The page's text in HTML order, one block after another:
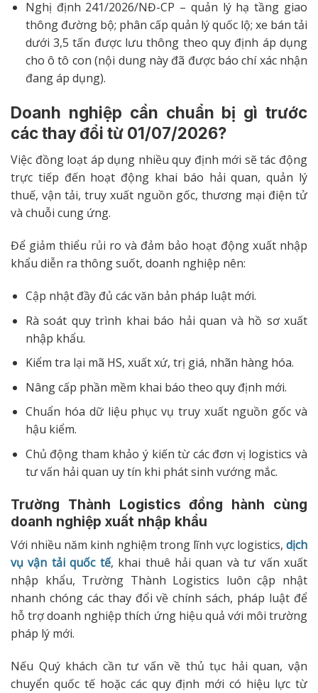
Nghị định 241/2026/NĐ-CP – quản lý hạ tầng giao
thông đường bộ; phân cấp quản lý quốc lộ; xe bán tải
dưới 3,5 tấn được lưu thông theo quy định áp dụng
cho ô tô con (nội dung này đã được báo chí xác nhận
đang áp dụng).
Doanh nghiệp cần chuẩn bị gì trước
các thay đổi từ 01/07/2026?
Việc đồng loạt áp dụng nhiều quy định mới sẽ tác động
trực tiếp đến hoạt động khai báo hải quan, quản lý
thuế, vận tải, truy xuất nguồn gốc, thương mại điện tử
và chuỗi cung ứng.
Để giảm thiểu rủi ro và đảm bảo hoạt động xuất nhập
khẩu diễn ra thông suốt, doanh nghiệp nên:
Cập nhật đầy đủ các văn bản pháp luật mới.
Rà soát quy trình khai báo hải quan và hồ sơ xuất
nhập khẩu.
Kiểm tra lại mã HS, xuất xứ, trị giá, nhãn hàng hóa.
Nâng cấp phần mềm khai báo theo quy định mới.
Chuẩn hóa dữ liệu phục vụ truy xuất nguồn gốc và
hậu kiểm.
Chủ động tham khảo ý kiến từ các đơn vị logistics và
tư vấn hải quan uy tín khi phát sinh vướng mắc.
Trường Thành Logistics đồng hành cùng
doanh nghiệp xuất nhập khẩu
Với nhiều năm kinh nghiệm trong lĩnh vực logistics, dịch
vụ vận tải quốc tế, khai thuê hải quan và tư vấn xuất
nhập khẩu, Trường Thành Logistics luôn cập nhật
nhanh chóng các thay đổi về chính sách, pháp luật để
hỗ trợ doanh nghiệp thích ứng hiệu quả với môi trường
pháp lý mới.
Nếu Quý khách cần tư vấn về thủ tục hải quan, vận
chuyển quốc tế hoặc các quy định mới có hiệu lực từ